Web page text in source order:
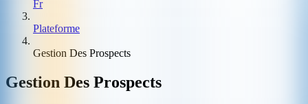
Fr
Plateforme
Gestion Des Prospects
Gestion Des Prospects